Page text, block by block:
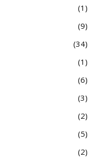
1
9
34
1
6
3
2
5
2